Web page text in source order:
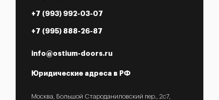
+7 (993) 992-03-07
+7 (995) 888-26-87
info@ostium-doors.ru
Юридические адреса в РФ
Москва, Большой Староданиловский пер., 2с7,